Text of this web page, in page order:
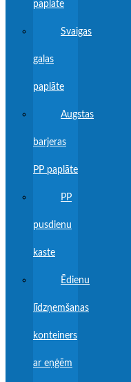
paplāte
Svaigas
gaļas
paplāte
Augstas
barjeras
PP paplāte
PP
pusdienu
kaste
Ēdienu
līdzņemšanas
konteiners
ar eņģēm